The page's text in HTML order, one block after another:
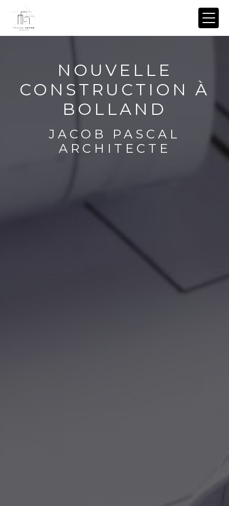
NOUVELLE
CONSTRUCTION À
BOLLAND
JACOB PASCAL
ARCHITECTE
Panneau de gestion des cookies